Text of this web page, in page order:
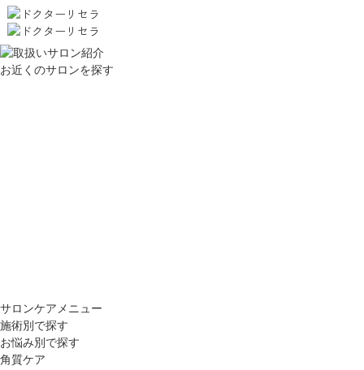
お近くのサロンを探す
サロンケアメニュー
施術別で探す
お悩み別で探す
角質ケア